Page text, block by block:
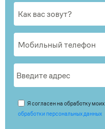
Я согласен на обработку моих
обработки персональных данных